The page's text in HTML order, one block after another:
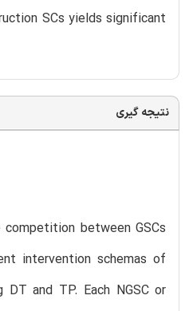
SCs yields significant
نتیجه گیری
between GSCs
intervention schemas of
DT and TP. Each NGSC or